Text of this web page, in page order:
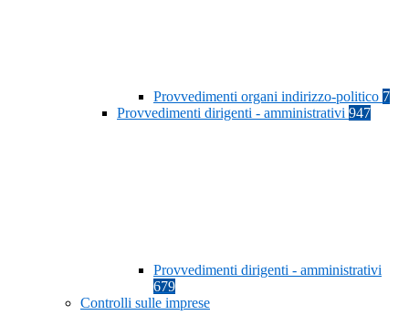
Provvedimenti organi indirizzo-politico 7
Provvedimenti dirigenti - amministrativi 947
Provvedimenti dirigenti - amministrativi
679
Controlli sulle imprese